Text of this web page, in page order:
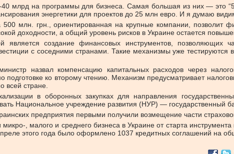
млрд на программы для бизнеса. Самая большая из них — это
энергетики для проектов до 25 млн евро. И я думаю
млн. грн., ориентированная на крупные компании, позволит
доходности, а общий уровень рисков в Украине остается
является создание финансовых инструментов,
с соседними странами. Такие механизмы уже
назвал компенсацию капитальных расходов через
ко второму чтению. Механизм предусматривает
всей стране.
в оборонных закупках для направления
Национальное учреждение развития (НУР) — государственный
предприятия первыми получили возмещение части
, малого и среднего бизнеса в Украине от старта
этого года было оформлено 1037 кредитных соглашений на